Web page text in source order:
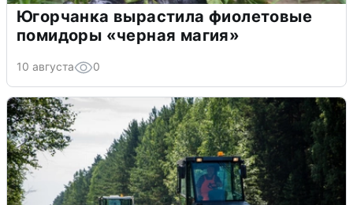
Югорчанка вырастила фиолетовые
помидоры «черная магия»
10 августа 0